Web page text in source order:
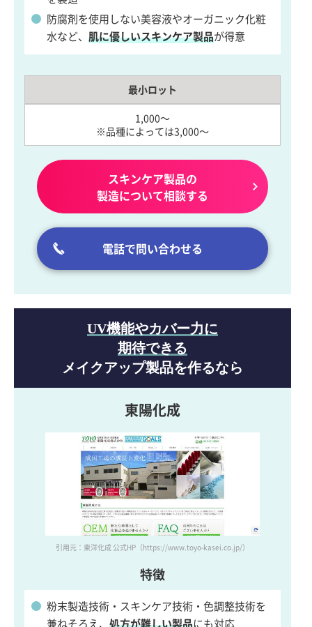
防腐剤を使用しない美容液やオーガニック化粧
水など、 肌に優しいスキンケア製品が得意
最小ロット
1,000～
※品種によっては3,000～
スキンケア製品の
製造について相談する
電話で問い合わせる
UV機能やカバー力に
期待できる
メイクアップ製品を作るなら
東陽化成
引用元：東洋化成 公式HP （https://www.toyo-kasei.co.jp/）
特徴
粉末製造技術・スキンケア技術・色調整技術を
兼ねそろえ、 処方が難しい製品にも対応